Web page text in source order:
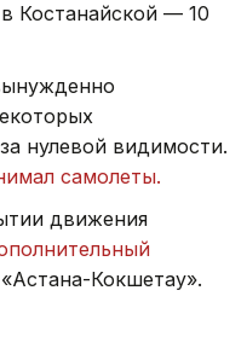
Костанайской — 10
нулевой видимости.
самолеты.
движения
Кокшетау».